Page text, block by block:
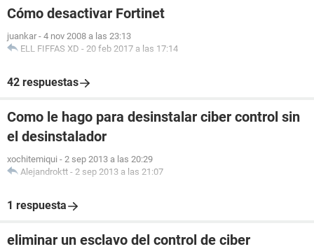
Cómo desactivar Fortinet
juankar - 4 nov 2008 a las 23:13
ELL FIFFAS XD - 20 feb 2017 a las 17:14
42 respuestas
Como le hago para desinstalar ciber control sin
el desinstalador
xochitemiqui - 2 sep 2013 a las 20:29
Alejandroktt - 2 sep 2013 a las 21:07
1 respuesta
eliminar un esclavo del control de ciber